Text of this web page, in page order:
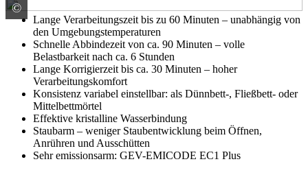
©
PCI Augsburg GmbH
Lange Verarbeitungszeit bis zu 60 Minuten – unabhängig von
den Umgebungstemperaturen
Schnelle Abbindezeit von ca. 90 Minuten – volle
Belastbarkeit nach ca. 6 Stunden
Lange Korrigierzeit bis ca. 30 Minuten – hoher
Verarbeitungskomfort
Konsistenz variabel einstellbar: als Dünnbett-, Fließbett- oder
Mittelbettmörtel
Effektive kristalline Wasserbindung
Staubarm – weniger Staubentwicklung beim Öffnen,
Anrühren und Ausschütten
Sehr emissionsarm: GEV-EMICODE EC1 Plus